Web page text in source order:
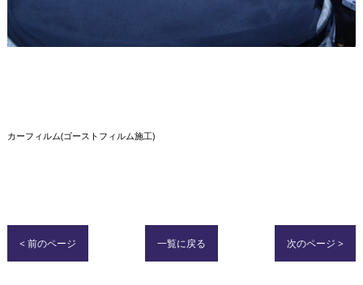
カーフィルム(ゴーストフィルム施工)
< 前のページ 一覧に戻る 次のページ >